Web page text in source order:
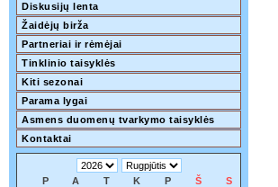
Diskusijų lenta
Žaidėjų birža
Partneriai ir rėmėjai
Tinklinio taisyklės
Kiti sezonai
Parama lygai
Asmens duomenų tvarkymo taisyklės
Kontaktai
P A T K P Š
S